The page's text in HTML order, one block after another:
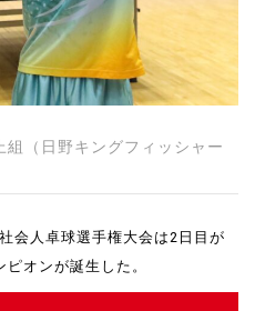
（日野キングフィッシャー
会人卓球選手権大会は2日目が
オンが誕生した。